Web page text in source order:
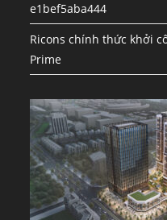
e1bef5aba444
Ricons chính thức khởi
Prime